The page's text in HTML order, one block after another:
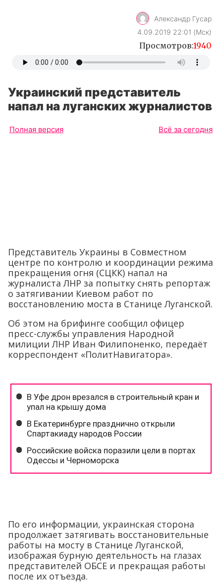
Александр Гусар
4.09.2019 22:01 (Мск)
Просмотров:1940
Украинский представитель
напал на луганских журналистов
Полная версия Всё за сегодня
Представитель Украины в Совместном
центре по контролю и координации режима
прекращения огня (СЦКК) напал на
журналиста ЛНР за попытку снять репортаж
о затягивании Киевом работ по
восстановлению моста в Станице Луганской.
Об этом на брифинге сообщил офицер
пресс-службы управления Народной
милиции ЛНР Иван Филипоненко, передаёт
корреспондент «ПолитНавигатора».
По его информации, украинская сторона
продолжает затягивать восстановительные
работы на мосту в Станице Луганской,
изображая бурную деятельность на глазах
представителей ОБСЕ и прекращая работы
после их отъезда.